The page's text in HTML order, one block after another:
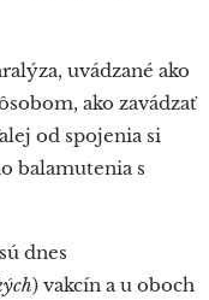
uvádzané ako
ako zavádzať
od spojenia si
balamutenia s
dnes
) vakcín a u oboch